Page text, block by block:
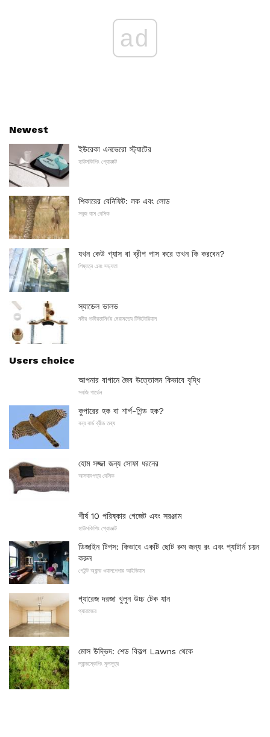
ad
Newest
ইউরেকা এনভেরো স্ট্যাটের
হাউসকিপিং প্রোডাক্ট
শিকারের বেনিফিট: লক এবং লোড
সবুজ বাস বেসিক
যখন কেউ গ্যাস বা ব্রীপ পাস করে তখন কি করবেন?
শিষ্যত্ব এবং সভ্যতা
স্যাডেল ভালভ
নদীর গভীরতানির্ণয় মেরামতের টিউটোরিয়াল
Users choice
আপনার বাগানে জৈব উত্তোলন কিভাবে বৃদ্ধি
সবজি গার্ডেন
কুপারের হক বা শার্প-শিন্ড হক?
বন্য বার্ড ব্রীড তথ্য
হোম সজ্জা জন্য সোফা ধরনের
আসবাবপত্র বেসিক
শীর্ষ 10 পরিষ্কার গেজেট এবং সরঞ্জাম
হাউসকিপিং প্রোডাক্ট
ডিজাইন টিপস: কিভাবে একটি ছোট রুম জন্য রং এবং প্যাটার্ন চয়ন
করুন
পেইন্ট অ্যান্ড ওয়ালপেপার আইডিয়াস
গ্যারেজ দরজা খুলুন উচ্চ টেক যান
গ্যারাজের
মোস উদ্ভিদ: শেড বিকল্প Lawns থেকে
ল্যান্ডস্কেপিং মূলসূত্র